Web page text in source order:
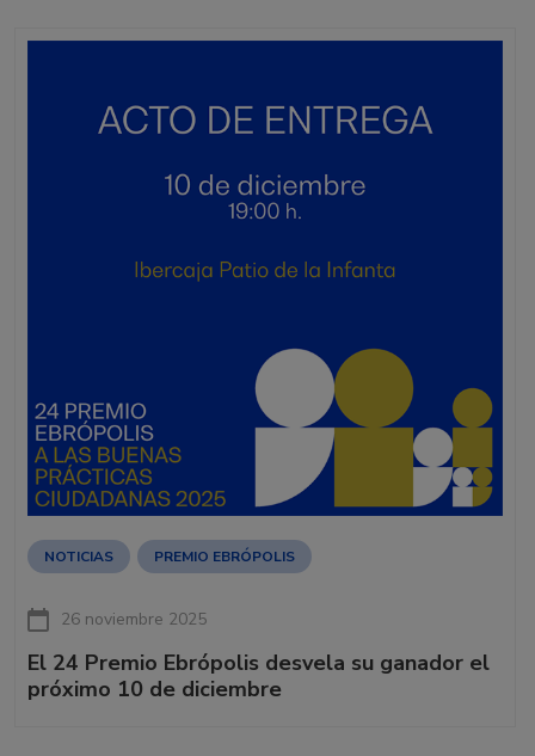
NOTICIAS PREMIO EBRÓPOLIS
26 noviembre 2025
El 24 Premio Ebrópolis desvela su ganador el
próximo 10 de diciembre